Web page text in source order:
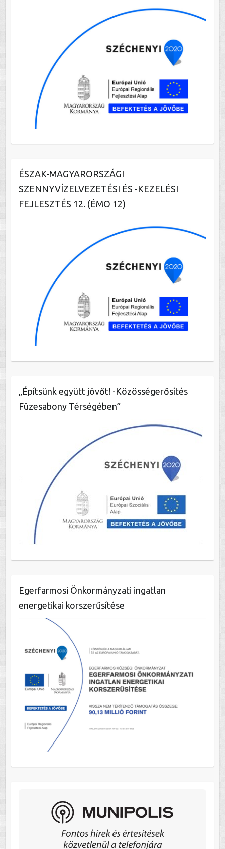
ÉSZAK-MAGYARORSZÁGI
SZENNYVÍZELVEZETÉSI ÉS -KEZELÉSI
FEJLESZTÉS 12. (ÉMO 12)
„Építsünk együtt jövőt! -Közösségerősítés
Füzesabony Térségében”
Egerfarmosi Önkormányzati ingatlan
energetikai korszerűsítése